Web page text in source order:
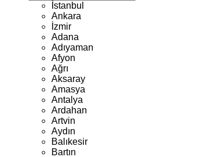
İstanbul
Ankara
İzmir
Adana
Adıyaman
Afyon
Ağrı
Aksaray
Amasya
Antalya
Ardahan
Artvin
Aydın
Balıkesir
Bartın